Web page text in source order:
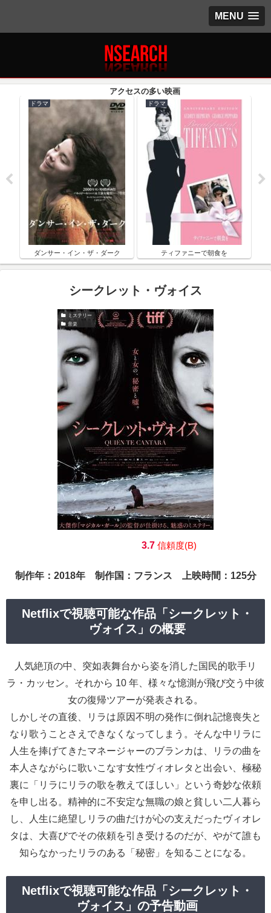
MENU
ドラマ
ダンサー・イン・ザ・ダーク
ドラマ
ティファニーで朝食を
シークレット・ヴォイス
ミステリー
音楽
3.7信頼度(B)
制作年：2018年 制作国：フランス 上映時間：125分
Netflixで視聴可能な作品「シークレット・
ヴォイス」の概要
人気絶頂の中、突如表舞台から姿を消した国民的歌手リ
ラ・カッセン。それから 10 年、様々な憶測が飛び交う中彼
女の復帰ツアーが発表される。
しかしその直後、リラは原因不明の発作に倒れ記憶喪失と
なり歌うことさえできなくなってしまう。そんな中リラに
人生を捧げてきたマネージャーのブランカは、リラの曲を
本人さながらに歌いこなす女性ヴィオレタと出会い、極秘
裏に「リラにリラの歌を教えてほしい」という奇妙な依頼
を申し出る。精神的に不安定な無職の娘と貧しい二人暮ら
し、人生に絶望しリラの曲だけが心の支えだったヴィオレ
タは、大喜びでその依頼を引き受けるのだが、やがて誰も
知らなかったリラのある「秘密」を知ることになる。
Netflixで視聴可能な作品「シークレット・
ヴォイス」の予告動画